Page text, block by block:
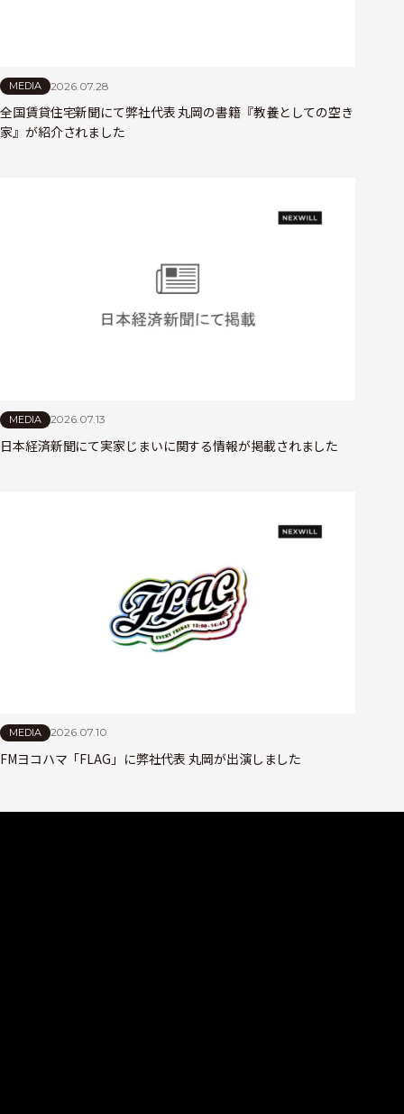
MEDIA 2026.07.28
全国賃貸住宅新聞にて弊社代表 丸岡の書籍『教養としての空き
家』が紹介されました
MEDIA 2026.07.13
日本経済新聞にて実家じまいに関する情報が掲載されました
MEDIA 2026.07.10
FMヨコハマ「FLAG」に弊社代表 丸岡が出演しました